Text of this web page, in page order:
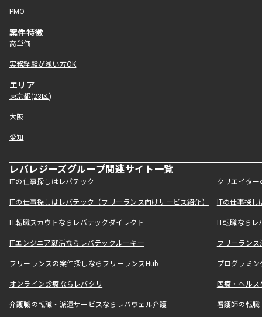
PMO
案件特徴
高単価
実務経験が浅い方OK
エリア
東京都(23区)
大阪
愛知
レバレジーズグループ関連サイト一覧
ITの仕事探しはレバテック クリエイタ
ITの仕事探しはレバテック（フリーランス向けサービス紹介） ITの仕事探
IT転職スカウトならレバテックダイレクト IT転職なら
ITエンジニア就活ならレバテックルーキー フリーラン
フリーランスの案件探しならフリーランスHub プログラミ
オンライン診療ならレバクリ 医療・ヘル
介護職の転職・派遣サービスならレバウェル介護 看護師の転